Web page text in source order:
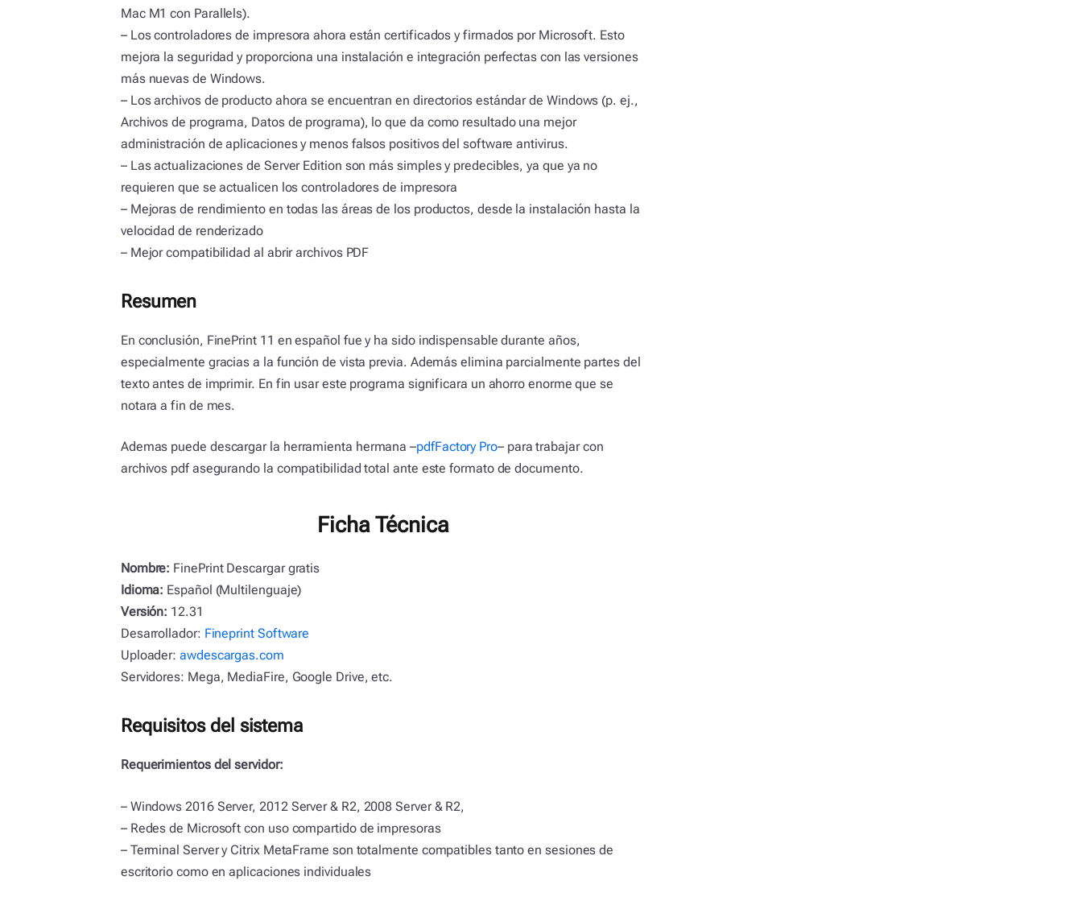
Mac M1 con Parallels).
– Los controladores de impresora ahora están certificados y firmados por Microsoft. Esto
mejora la seguridad y proporciona una instalación e integración perfectas con las versiones
más nuevas de Windows.
– Los archivos de producto ahora se encuentran en directorios estándar de Windows (p. ej.,
Archivos de programa, Datos de programa), lo que da como resultado una mejor
administración de aplicaciones y menos falsos positivos del software antivirus.
– Las actualizaciones de Server Edition son más simples y predecibles, ya que ya no
requieren que se actualicen los controladores de impresora
– Mejoras de rendimiento en todas las áreas de los productos, desde la instalación hasta la
velocidad de renderizado
– Mejor compatibilidad al abrir archivos PDF
Resumen
En conclusión, FinePrint 11 en español fue y ha sido indispensable durante años,
especialmente gracias a la función de vista previa. Además elimina parcialmente partes del
texto antes de imprimir. En fin usar este programa significara un ahorro enorme que se
notara a fin de mes.
Ademas puede descargar la herramienta hermana –pdfFactory Pro– para trabajar con
archivos pdf asegurando la compatibilidad total ante este formato de documento.
Ficha Técnica
Nombre: FinePrint Descargar gratis
Idioma: Español (Multilenguaje)
Versión: 12.31
Desarrollador: Fineprint Software
Uploader:awdescargas.com
Servidores: Mega, MediaFire, Google Drive, etc.
Requisitos del sistema
Requerimientos del servidor:
– Windows 2016 Server, 2012 Server & R2, 2008 Server & R2,
– Redes de Microsoft con uso compartido de impresoras
– Terminal Server y Citrix MetaFrame son totalmente compatibles tanto en sesiones de
escritorio como en aplicaciones individuales